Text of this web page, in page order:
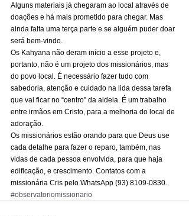
Alguns materiais já chegaram ao local através de
doações e há mais prometido para chegar. Mas
ainda falta uma terça parte e se alguém puder doar
será bem-vindo.
Os Kahyana não deram início a esse projeto e,
portanto, não é um projeto dos missionários, mas
do povo local. É necessário fazer tudo com
sabedoria, atenção e cuidado na lida dessa tarefa
que vai ficar no “centro” da aldeia. É um trabalho
entre irmãos em Cristo, para a melhoria do local de
adoração.
Os missionários estão orando para que Deus use
cada detalhe para fazer o reparo, também, nas
vidas de cada pessoa envolvida, para que haja
edificação, e crescimento. Contatos com a
missionária Cris pelo WhatsApp (93) 8109-0830.
#observatoriomissionario